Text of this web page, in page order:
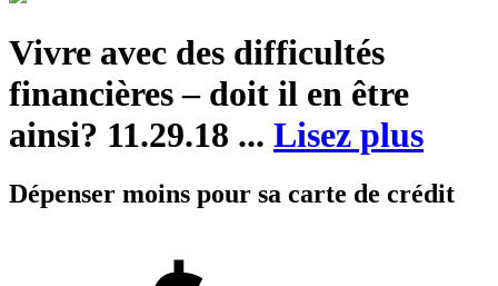
Vivre avec des difficultés
financières – doit il en être
ainsi? 11.29.18 ... Lisez plus
Dépenser moins pour sa carte de crédit